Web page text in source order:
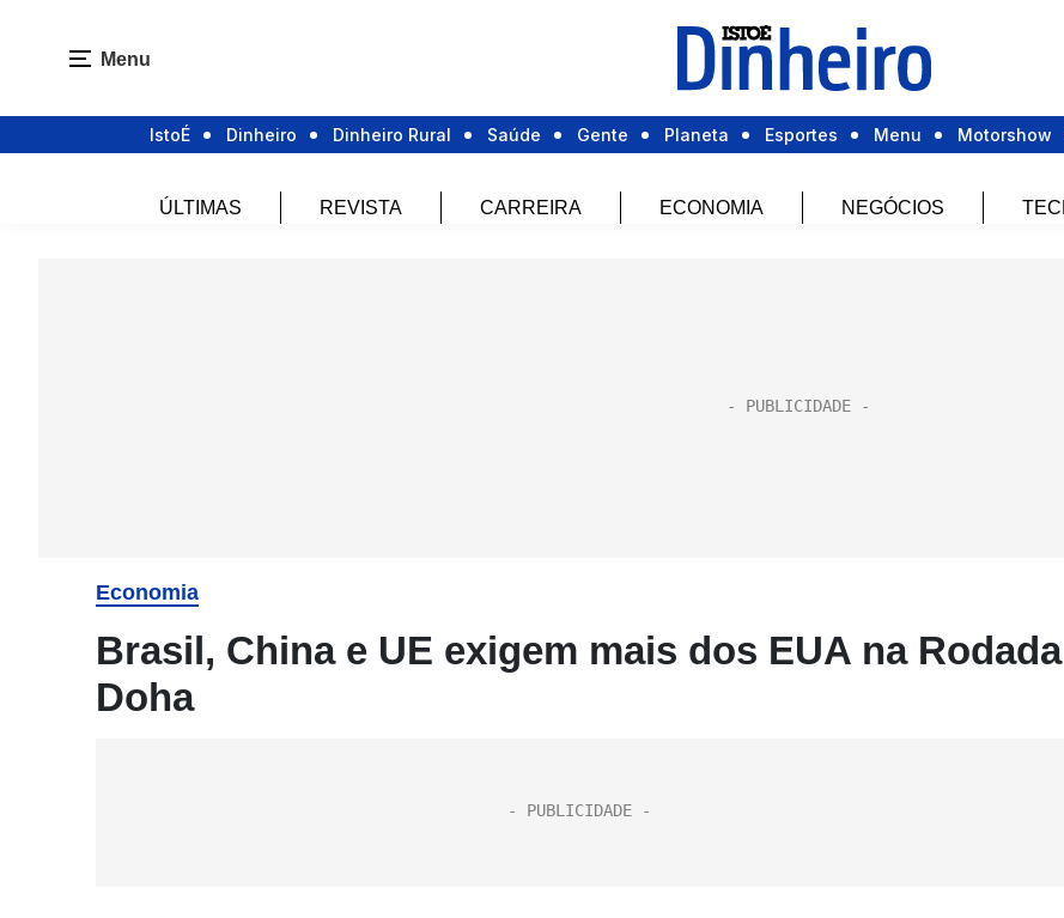
Menu
IstoÉ Dinheiro Dinheiro Rural Saúde Gente Planeta Esportes Menu Motorshow
ÚLTIMAS REVISTA CARREIRA ECONOMIA NEGÓCIOS
Economia
Brasil, China e UE exigem mais dos EUA na Rodada
Doha